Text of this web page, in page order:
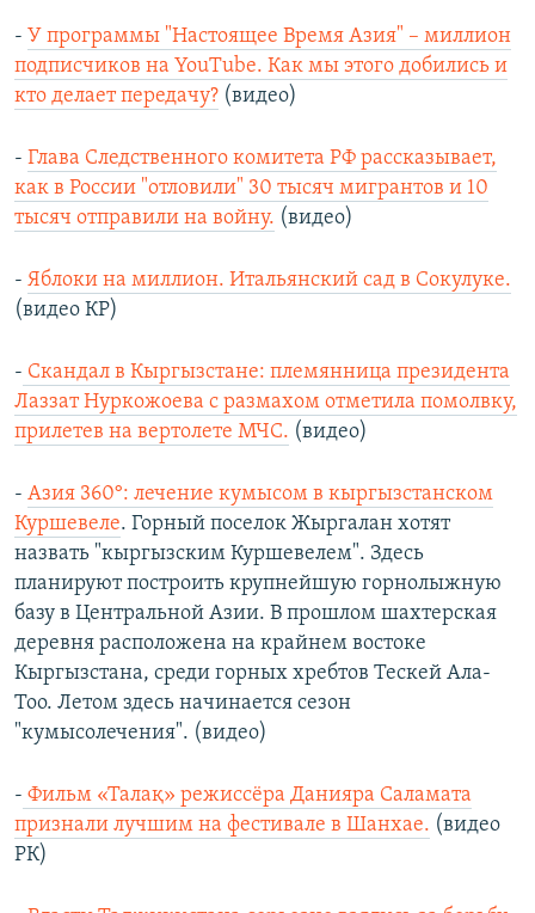
- У программы "Настоящее Время Азия" – миллион
подписчиков на YouTube. Как мы этого добились и
кто делает передачу? (видео)
- Глава Следственного комитета РФ рассказывает,
как в России "отловили" 30 тысяч мигрантов и 10
тысяч отправили на войну. (видео)
- Яблоки на миллион. Итальянский сад в Сокулуке.
(видео КР)
- Скандал в Кыргызстане: племянница президента
Лаззат Нуркожоева с размахом отметила помолвку,
прилетев на вертолете МЧС. (видео)
- Азия 360°: лечение кумысом в кыргызстанском
Куршевеле. Горный поселок Жыргалан хотят
назвать "кыргызским Куршевелем". Здесь
планируют построить крупнейшую горнолыжную
базу в Центральной Азии. В прошлом шахтерская
деревня расположена на крайнем востоке
Кыргызстана, среди горных хребтов Тескей Ала-
Тоо. Летом здесь начинается сезон
"кумысолечения". (видео)
- Фильм «Талақ» режиссёра Данияра Саламата
признали лучшим на фестивале в Шанхае. (видео
РК)